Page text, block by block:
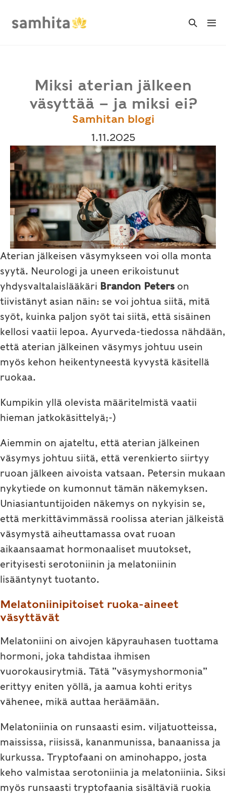
Search
Miksi aterian jälkeen
väsyttää – ja miksi ei?
Samhitan blogi
1.11.2025
Aterian jälkeisen väsymykseen voi olla monta
syytä. Neurologi ja uneen erikoistunut
yhdysvaltalaislääkäri Brandon Peters on
tiivistänyt asian näin: se voi johtua siitä, mitä
syöt, kuinka paljon syöt tai siitä, että sisäinen
kellosi vaatii lepoa. Ayurveda-tiedossa nähdään,
että aterian jälkeinen väsymys johtuu usein
myös kehon heikentyneestä kyvystä käsitellä
ruokaa.
Kumpikin yllä olevista määritelmistä vaatii
hieman jatkokäsittelyä;-)
Aiemmin on ajateltu, että aterian jälkeinen
väsymys johtuu siitä, että verenkierto siirtyy
ruoan jälkeen aivoista vatsaan. Petersin mukaan
nykytiede on kumonnut tämän näkemyksen.
Uniasiantuntijoiden näkemys on nykyisin se,
että merkittävimmässä roolissa aterian jälkeistä
väsymystä aiheuttamassa ovat ruoan
aikaansaamat hormonaaliset muutokset,
erityisesti serotoniinin ja melatoniinin
lisääntynyt tuotanto.
Melatoniinipitoiset ruoka-aineet
väsyttävät
Melatoniini on aivojen käpyrauhasen tuottama
hormoni, joka tahdistaa ihmisen
vuorokausirytmiä. Tätä ”väsymyshormonia”
erittyy eniten yöllä, ja aamua kohti eritys
vähenee, mikä auttaa heräämään.
Melatoniinia on runsaasti esim. viljatuotteissa,
maississa, riisissä, kananmunissa, banaanissa ja
kurkussa. Tryptofaani on aminohappo, josta
keho valmistaa serotoniinia ja melatoniinia. Siksi
myös runsaasti tryptofaania sisältäviä ruokia